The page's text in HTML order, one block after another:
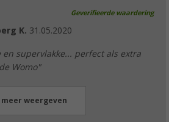
Geverifieerde waardering
K. 31.05.2020
en supervlakke... perfect als extra
Womo"
meer weergeven